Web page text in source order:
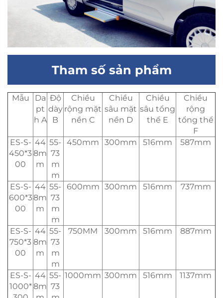
Tham số sản phẩm
Mẫu
Da
pt
h A
Độ
dày
B
Chiều
rộng mặt
nền C
Chiều
sâu mặt
nền D
Chiều
sâu tổng
thể E
Chiều
rộng
tổng thể
F
ES-S-
450*3
00
44
8m
m
55-
73
m
m
450mm 300mm 516mm 587mm
ES-S-
600*3
00
44
8m
m
55-
73
m
m
600mm 300mm 516mm 737mm
ES-S-
750*3
00
44
8m
m
55-
73
m
m
750MM 300mm 516mm 887mm
ES-S-
1000*
44
8m
55-
73
1000mm 300mm 516mm 1137mm